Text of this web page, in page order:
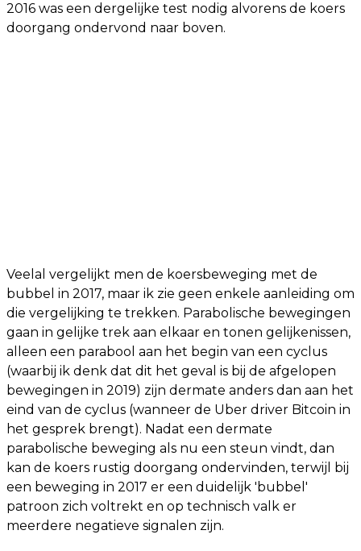
2016 was een dergelijke test nodig alvorens de koers
doorgang ondervond naar boven.
Veelal vergelijkt men de koersbeweging met de
bubbel in 2017, maar ik zie geen enkele aanleiding om
die vergelijking te trekken. Parabolische bewegingen
gaan in gelijke trek aan elkaar en tonen gelijkenissen,
alleen een parabool aan het begin van een cyclus
(waarbij ik denk dat dit het geval is bij de afgelopen
bewegingen in 2019) zijn dermate anders dan aan het
eind van de cyclus (wanneer de Uber driver Bitcoin in
het gesprek brengt). Nadat een dermate
parabolische beweging als nu een steun vindt, dan
kan de koers rustig doorgang ondervinden, terwijl bij
een beweging in 2017 er een duidelijk 'bubbel'
patroon zich voltrekt en op technisch valk er
meerdere negatieve signalen zijn.